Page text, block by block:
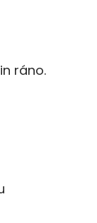
ráno.